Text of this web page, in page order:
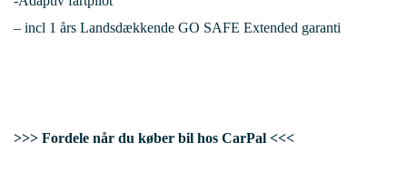
– incl 1 års Landsdækkende GO SAFE Extended garanti
>>> Fordele når du køber bil hos CarPal <<<